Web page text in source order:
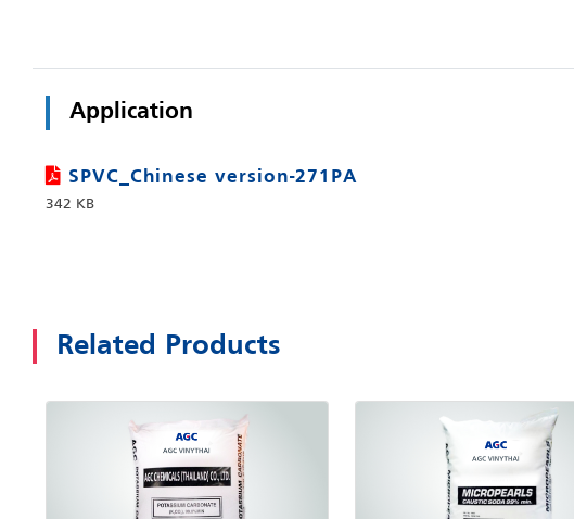
Application
SPVC_Chinese version-271PA
342 KB
Related Products